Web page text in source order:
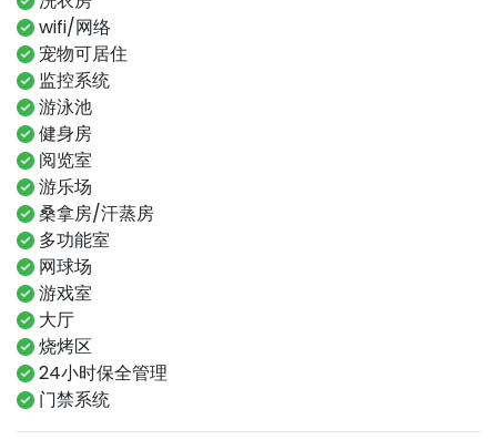
wifi/网络
宠物可居住
监控系统
游泳池
健身房
阅览室
游乐场
桑拿房/汗蒸房
多功能室
网球场
游戏室
大厅
烧烤区
24小时保全管理
门禁系统